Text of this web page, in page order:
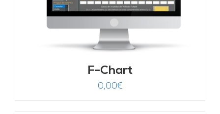
F-Chart
0,00€